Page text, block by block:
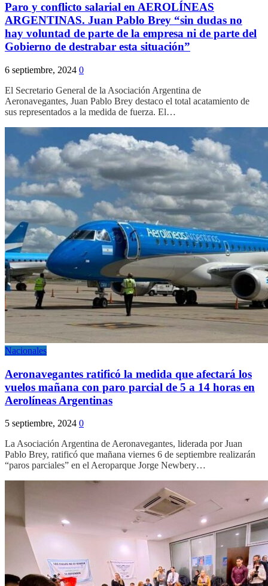
Paro y conflicto salarial en AEROLÍNEAS
ARGENTINAS. Juan Pablo Brey “sin dudas no
hay voluntad de parte de la empresa ni de parte del
Gobierno de destrabar esta situación”
6 septiembre, 2024 0
El Secretario General de la Asociación Argentina de
Aeronavegantes, Juan Pablo Brey destaco el total acatamiento de
sus representados a la medida de fuerza. El…
Nacionales
Aeronavegantes ratificó la medida que afectará los
vuelos mañana con paro parcial de 5 a 14 horas en
Aerolíneas Argentinas
5 septiembre, 2024 0
La Asociación Argentina de Aeronavegantes, liderada por Juan
Pablo Brey, ratificó que mañana viernes 6 de septiembre realizarán
“paros parciales” en el Aeroparque Jorge Newbery…